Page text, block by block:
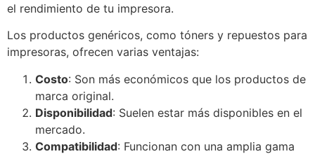
el rendimiento de tu impresora.
Los productos genéricos, como tóners y repuestos para
impresoras, ofrecen varias ventajas:
Costo: Son más económicos que los productos de
marca original.
Disponibilidad: Suelen estar más disponibles en el
mercado.
Compatibilidad: Funcionan con una amplia gama